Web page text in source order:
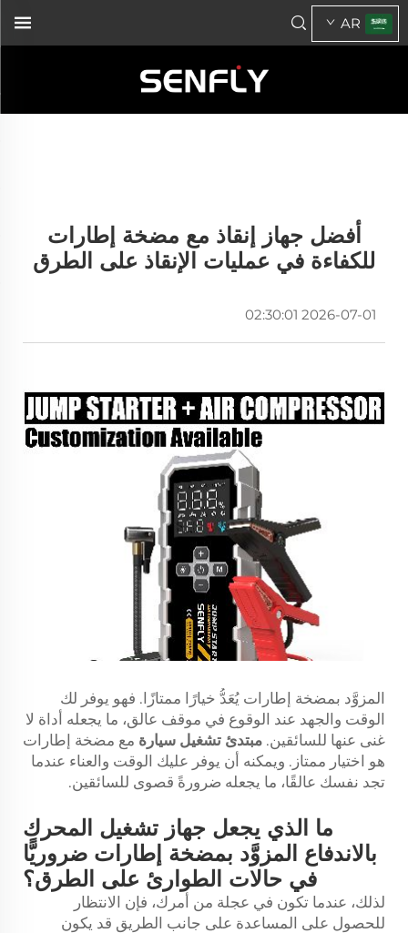
AR
أفضل جهاز إنقاذ مع مضخة إطارات
للكفاءة في عمليات الإنقاذ على الطرق
2026-07-01 02:30:01
المزوَّد بمضخة إطارات يُعَدُّ خيارًا ممتازًا. فهو يوفر لك
الوقت والجهد عند الوقوع في موقف عالق، ما يجعله أداة لا
غنى عنها للسائقين. مبتدئ تشغيل سيارة مع مضخة إطارات
هو اختيار ممتاز. ويمكنه أن يوفر عليك الوقت والعناء عندما
تجد نفسك عالقًا، ما يجعله ضرورةً قصوى للسائقين.
ما الذي يجعل جهاز تشغيل المحرك
بالاندفاع المزوَّد بمضخة إطارات ضروريًّا
في حالات الطوارئ على الطرق؟
لذلك، عندما تكون في عجلة من أمرك، فإن الانتظار
للحصول على المساعدة على جانب الطريق قد يكون